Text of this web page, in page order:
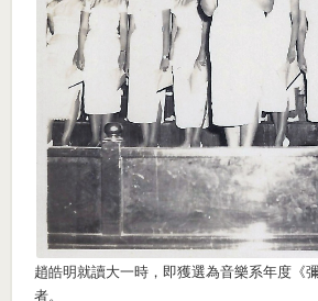
趙皓明就讀大一時，即獲選為音樂系年度《
者。